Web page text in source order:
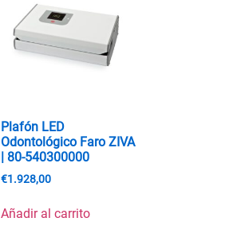
Plafón LED
Odontológico Faro ZIVA
| 80-540300000
€1.928,00
Añadir al carrito